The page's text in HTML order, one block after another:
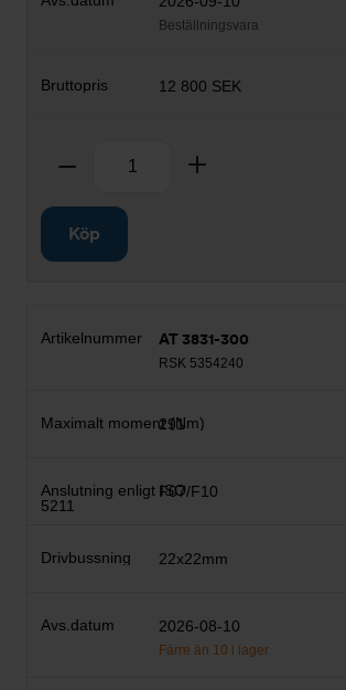
Beställningsvara
12 800 SEK
Ta bort
Köp
AT 3831-300
RSK 5354240
291
F07/F10
22x22mm
2026-08-10
Färre än 10 i lager